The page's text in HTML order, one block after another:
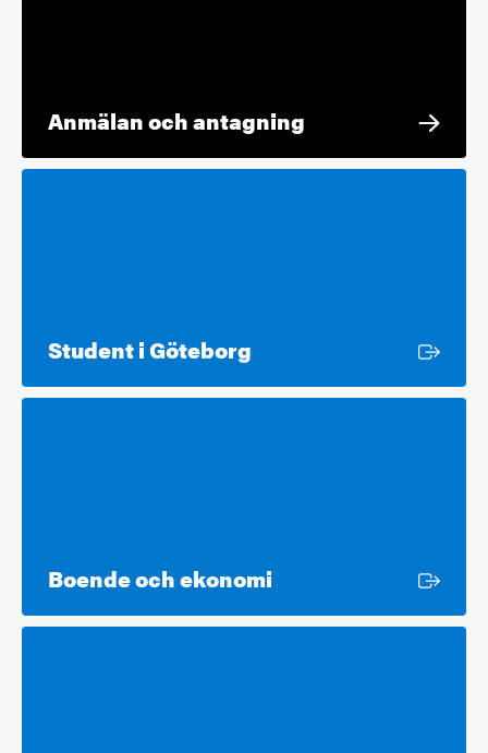
Anmälan och antagning
Student i Göteborg
Boende och ekonomi